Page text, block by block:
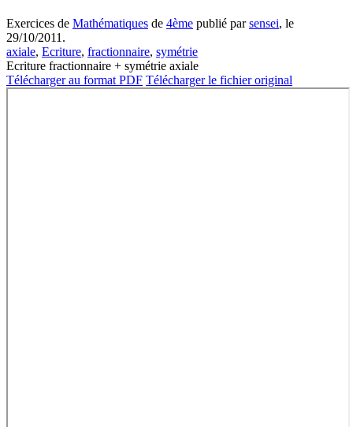
Exercices de Mathématiques de 4ème publié parsensei, le
29/10/2011.
axiale, Ecriture, fractionnaire, symétrie
Ecriture fractionnaire + symétrie axiale
Télécharger au format PDF Télécharger le fichier original